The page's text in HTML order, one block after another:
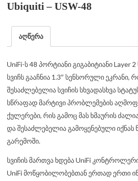
Ubiquiti – USW-48
აღწერა
UniFi-ს 48 პორტიანი გიგაბიტიანი Layer
სვიჩს გააჩნია 1.3″ სენსორული ეკრანი,
შესაძლებელია სვიჩის სხვადასხვა
სწრაფად მარტივი პრობლემების
ქულერები, რის გამოც მას ხმაურის
და შესაძლებელია გამოყენებული იქნას
გარემოში.
სვიჩის მართვა ხდება UniFi
UniFi მოწყობილობებთან ერთად ერთი